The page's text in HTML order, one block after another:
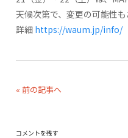
天候次第で、変更の可能性
詳細 https://waum.jp/info/
« 前の記事へ
コメントを残す